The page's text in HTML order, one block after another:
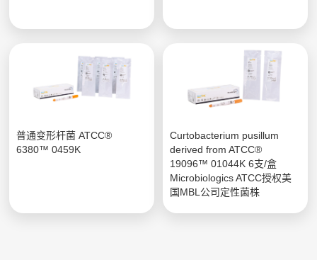
普通变形杆菌 ATCC®
6380™ 0459K
Curtobacterium pusillum
derived from ATCC®
19096™ 01044K 6支/盒
Microbiologics ATCC授权美
国MBL公司定性菌株